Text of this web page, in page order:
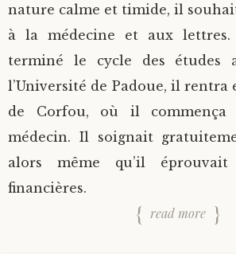
nature calme et timide, il
à la médecine et aux lettres.
terminé le cycle des études
l’Université de Padoue, il rentra
de Corfou, où il
médecin. Il soignait
alors même qu’il éprouvait
financières.
read more